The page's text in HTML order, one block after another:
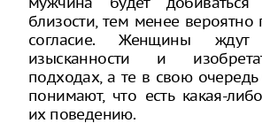
близости, тем менее вероятно
согласие. Женщины
изысканности и
подходах, а те в свою
понимают, что есть какая-
их поведению.